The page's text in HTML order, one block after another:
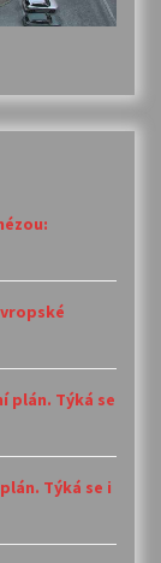
plán. Týká se
Týká se i